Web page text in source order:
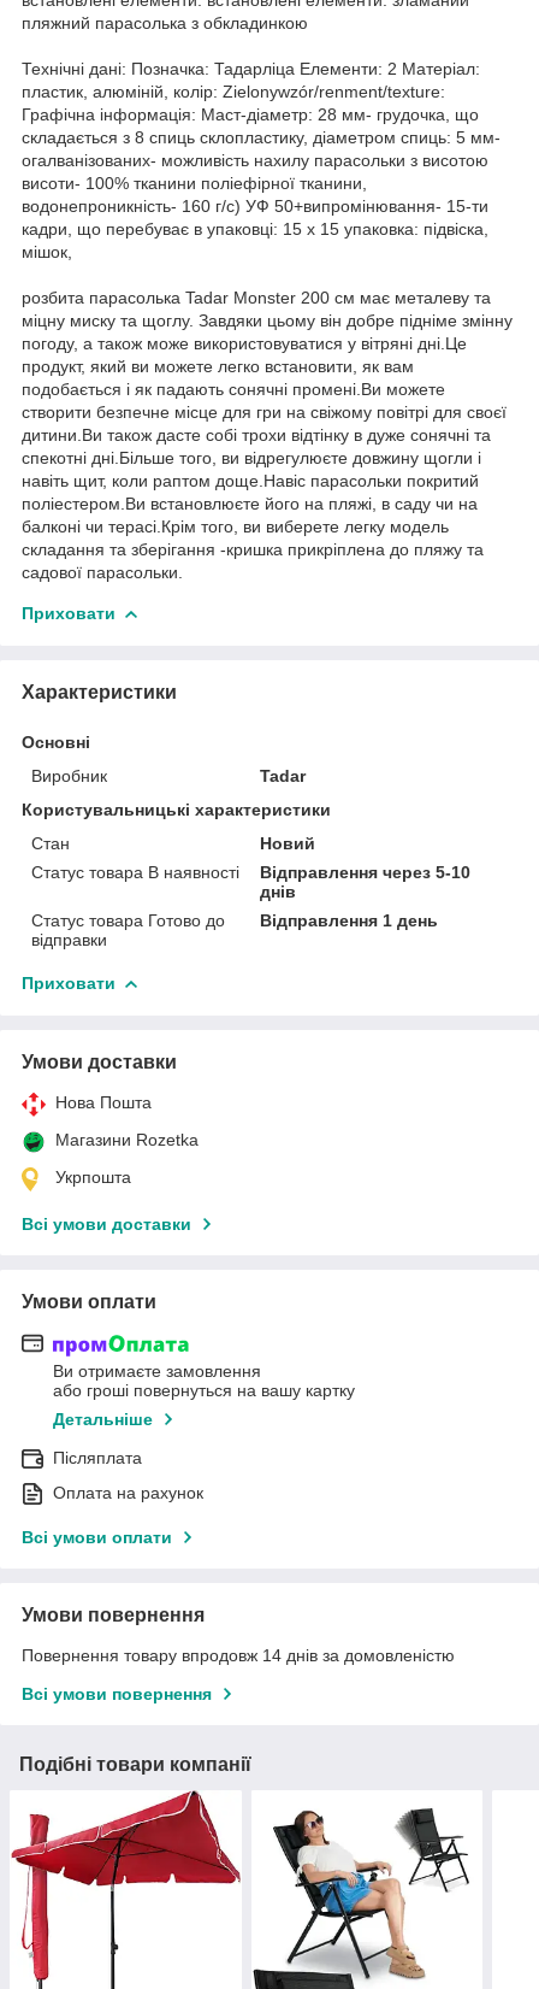
пляжний парасолька з обкладинкою
Технічні дані: Позначка: Тадарліца Елементи: 2 Матеріал:
пластик, алюміній, колір: Zielonywzór/renment/texture:
Графічна інформація: Маст-діаметр: 28 мм- грудочка, що
складається з 8 спиць склопластику, діаметром спиць: 5 мм-
огалванізованих- можливість нахилу парасольки з висотою
висоти- 100% тканини поліефірної тканини,
водонепроникність- 160 г/с) УФ 50+випромінювання- 15-ти
кадри, що перебуває в упаковці: 15 х 15 упаковка: підвіска,
мішок,
розбита парасолька Tadar Monster 200 см має металеву та
міцну миску та щоглу. Завдяки цьому він добре підніме змінну
погоду, а також може використовуватися у вітряні дні.Це
продукт, який ви можете легко встановити, як вам
подобається і як падають сонячні промені.Ви можете
створити безпечне місце для гри на свіжому повітрі для своєї
дитини.Ви також дасте собі трохи відтінку в дуже сонячні та
спекотні дні.Більше того, ви відрегулюєте довжину щогли і
навіть щит, коли раптом доще.Навіс парасольки покритий
поліестером.Ви встановлюєте його на пляжі, в саду чи на
балконі чи терасі.Крім того, ви виберете легку модель
складання та зберігання -кришка прикріплена до пляжу та
садової парасольки.
Приховати
Характеристики
Основні
Виробник
Tadar
Користувальницькі характеристики
Стан
Новий
Статус товара В наявності
Відправлення через 5-10
днів
Статус товара Готово до
відправки
Відправлення 1 день
Приховати
Умови доставки
Нова Пошта
Магазини Rozetka
Укрпошта
Всі умови доставки
Умови оплати
Ви отримаєте замовлення
або гроші повернуться на вашу картку
Детальніше
Післяплата
Оплата на рахунок
Всі умови оплати
Умови повернення
Повернення товару впродовж 14 днів за домовленістю
Всі умови повернення
Подібні товари компанії